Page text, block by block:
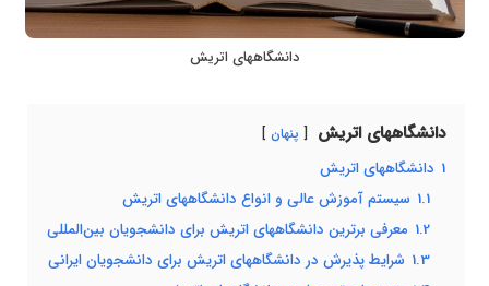
دانشگاههای اتریش
دانشگاههای اتریش پنهان
1 دانشگاههای اتریش
1.1 سیستم آموزش عالی و انواع دانشگاههای اتریش
1.2 معرفی برترین دانشگاههای اتریش برای دانشجویان بین‌المللی
1.3 شرایط پذیرش در دانشگاههای اتریش برای دانشجویان ایرانی